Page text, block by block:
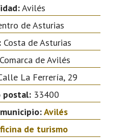
Avilés
de Asturias
Costa de Asturias
Comarca de Avilés
La Ferrería, 29
postal:33400
Avilés
de turismo